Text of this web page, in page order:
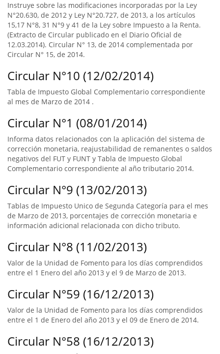
Instruye sobre las modificaciones incorporadas por la Ley
N°20.630, de 2012 y Ley N°20.727, de 2013, a los artículos
15,17 N°8, 31 N°9 y 41 de la Ley sobre Impuesto a la Renta.
(Extracto de Circular publicado en el Diario Oficial de
12.03.2014). Circular N° 13, de 2014 complementada por
Circular N° 15, de 2014.
Circular N°10 (12/02/2014)
Tabla de Impuesto Global Complementario correspondiente
al mes de Marzo de 2014 .
Circular N°1 (08/01/2014)
Informa datos relacionados con la aplicación del sistema de
corrección monetaria, reajustabilidad de remanentes o saldos
negativos del FUT y FUNT y Tabla de Impuesto Global
Complementario correspondiente al año tributario 2014.
Circular N°9 (13/02/2013)
Tablas de Impuesto Unico de Segunda Categoría para el mes
de Marzo de 2013, porcentajes de corrección monetaria e
información adicional relacionada con dicho tributo.
Circular N°8 (11/02/2013)
Valor de la Unidad de Fomento para los días comprendidos
entre el 1 Enero del año 2013 y el 9 de Marzo de 2013.
Circular N°59 (16/12/2013)
Valor de la Unidad de Fomento para los días comprendidos
entre el 1 de Enero del año 2013 y el 09 de Enero de 2014.
Circular N°58 (16/12/2013)